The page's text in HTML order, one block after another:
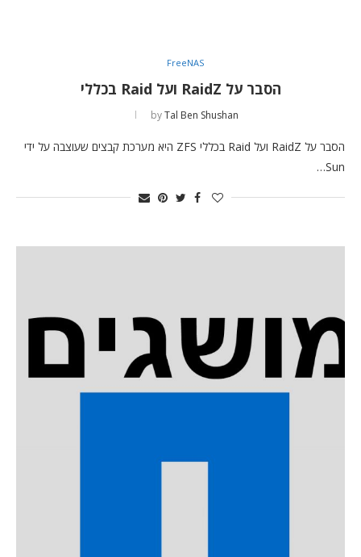
FreeNAS
הסבר על RaidZ ועל Raid בכללי
byTal Ben Shushan
הסבר על RaidZ ועל Raid בכללי ZFS היא מערכת קבצים שעוצבה על ידי
Sun…